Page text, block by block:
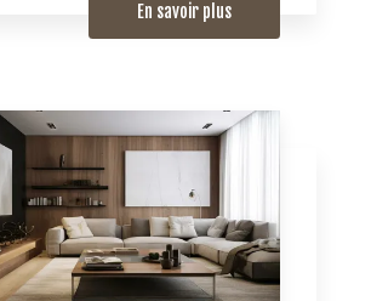
En savoir plus